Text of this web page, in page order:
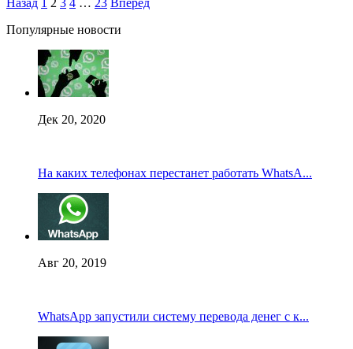
Назад 1 2 3 4 … 23 Вперед
Популярные новости
Дек 20, 2020
На каких телефонах перестанет работать WhatsA...
Авг 20, 2019
WhatsApp запустили систему перевода денег с к...